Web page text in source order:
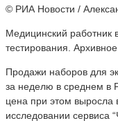
© РИА Новости /
Медицинский работник
тестирования.
Продажи наборов для
за неделю в среднем в
цена при этом выросла
исследовании сервиса